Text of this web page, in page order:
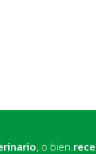
, o bien